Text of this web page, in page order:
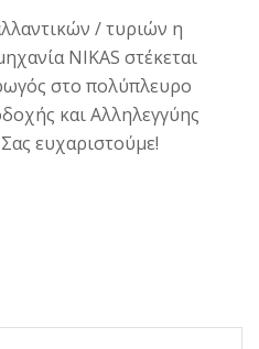
/ τυριών η
ΝIKAS στέκεται
στο πολύπλευρο
και Αλληλεγγύης
Σας ευχαριστούμε!